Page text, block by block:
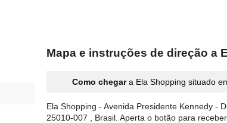
Mapa e instruções de direção a
Como chegara Ela Shopping situado
Ela Shopping - Avenida Presidente Kennedy -
25010-007 , Brasil. Aperta o botão para